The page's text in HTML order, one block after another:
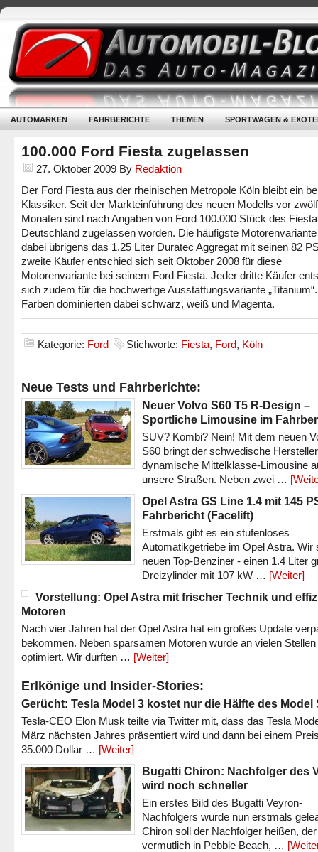
AUTOMARKEN FAHRBERICHTE THEMEN SPORTWAGEN &
100.000 Ford Fiesta zugelassen
27. Oktober 2009 By Redaktion
Der Ford Fiesta aus der rheinischen Metropole Köln bleibt ein
Klassiker. Seit der Markteinführung des neuen Modells vor zwölf
Monaten sind nach Angaben von Ford 100.000 Stück des
Deutschland zugelassen worden. Die häufigste
dabei übrigens das 1,25 Liter Duratec Aggregat mit seinen 82
zweite Käufer entschied sich seit Oktober 2008 für diese
Motorenvariante bei seinem Ford Fiesta. Jeder dritte Käufer
sich zudem für die hochwertige Ausstattungsvariante
Farben dominierten dabei schwarz, weiß und Magenta.
Kategorie: Ford Stichworte: Fiesta, Ford, Köln
Neue Tests und Fahrberichte:
Neuer Volvo S60 T5 R-Design –
Sportliche Limousine im
SUV? Kombi? Nein! Mit dem neuen
S60 bringt der schwedische
dynamische Mittelklasse-Limousine
unsere Straßen. Neben zwei …
Opel Astra GS Line 1.4 mit 145
Fahrbericht (Facelift)
Erstmals gibt es ein stufenloses
Automatikgetriebe im Opel Astra. Wir
neuen Top-Benziner - einen 1.4 Liter
Dreizylinder mit 107 kW … [Weiter]
Vorstellung: Opel Astra mit frischer Technik und
Motoren
Nach vier Jahren hat der Opel Astra hat ein großes Update
bekommen. Neben sparsamen Motoren wurde an vielen Stellen
optimiert. Wir durften … [Weiter]
Erlkönige und Insider-Stories:
Gerücht: Tesla Model 3 kostet nur die Hälfte des Model
Tesla-CEO Elon Musk teilte via Twitter mit, dass das Tesla
März nächsten Jahres präsentiert wird und dann bei einem
35.000 Dollar … [Weiter]
Bugatti Chiron: Nachfolger des
wird noch schneller
Ein erstes Bild des Bugatti Veyron-
Nachfolgers wurde nun erstmals
Chiron soll der Nachfolger heißen, der
vermutlich in Pebble Beach, …